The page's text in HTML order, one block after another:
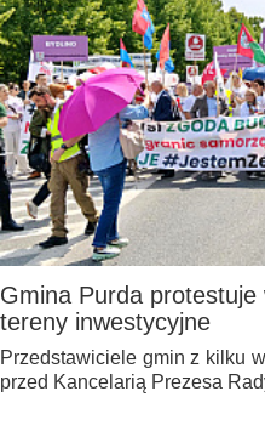
Gmina Purda
tereny inwestycyjne
Przedstawiciele gmin z kilku
przed Kancelarią Prezesa